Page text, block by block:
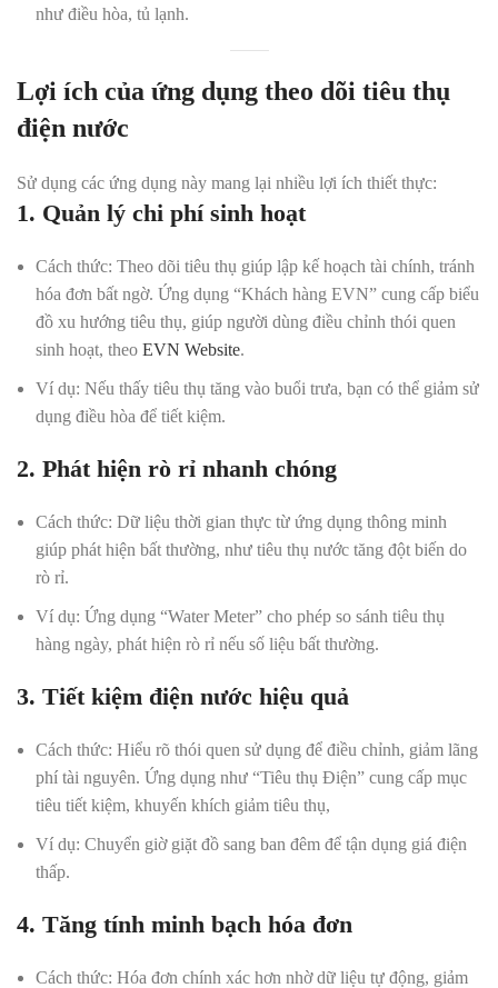
như điều hòa, tủ lạnh.
Lợi ích của ứng dụng theo dõi tiêu thụ
điện nước
Sử dụng các ứng dụng này mang lại nhiều lợi ích thiết thực:
1. Quản lý chi phí sinh hoạt
Cách thức: Theo dõi tiêu thụ giúp lập kế hoạch tài chính, tránh
hóa đơn bất ngờ. Ứng dụng “Khách hàng EVN” cung cấp biểu
đồ xu hướng tiêu thụ, giúp người dùng điều chỉnh thói quen
sinh hoạt, theo EVN Website.
Ví dụ: Nếu thấy tiêu thụ tăng vào buổi trưa, bạn có thể giảm sử
dụng điều hòa để tiết kiệm.
2. Phát hiện rò rỉ nhanh chóng
Cách thức: Dữ liệu thời gian thực từ ứng dụng thông minh
giúp phát hiện bất thường, như tiêu thụ nước tăng đột biến do
rò rỉ.
Ví dụ: Ứng dụng “Water Meter” cho phép so sánh tiêu thụ
hàng ngày, phát hiện rò rỉ nếu số liệu bất thường.
3. Tiết kiệm điện nước hiệu quả
Cách thức: Hiểu rõ thói quen sử dụng để điều chỉnh, giảm lãng
phí tài nguyên. Ứng dụng như “Tiêu thụ Điện” cung cấp mục
tiêu tiết kiệm, khuyến khích giảm tiêu thụ,
Ví dụ: Chuyển giờ giặt đồ sang ban đêm để tận dụng giá điện
thấp.
4. Tăng tính minh bạch hóa đơn
Cách thức: Hóa đơn chính xác hơn nhờ dữ liệu tự động, giảm